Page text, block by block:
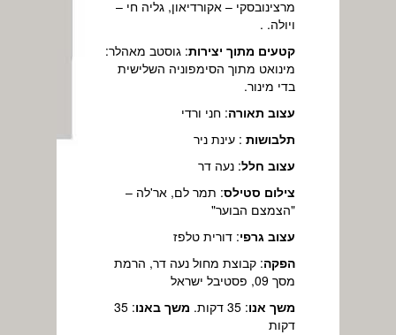
מרצינובסקי – אקורדיאון, גליה חי –
ויולה. .
קטעים מתוך יצירות: גוסטב מאהלר:
מינואט מתוך הסימפוניה השלישית
בדי מינור.
עצוב תאורה: חני ורדי
תלבושות : עינת ניר
עצוב חלל: נעה דר
צילום סטילס: תמר לם, אר'לה –
"הצמצם הבוער"
עצוב גרפי: דורית טלפז
הפקה: קבוצת מחול נעה דר, הרמת
מסך 09, פסטיבל ישראל
משך אנו: 35 דקות. משך באנו : 35
דקות